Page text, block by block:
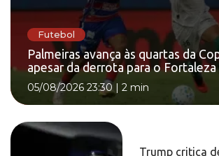
Futebol
Palmeiras avança às quartas da
apesar da derrota para o Fortaleza
05/08/2026 23:30| 2 min
Trump critica